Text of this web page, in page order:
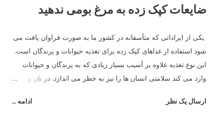
ضایعات کپک زده به مرغ بومی ندهید
یکی از ایراداتی که متأسفانه در کشور ما به صورت فراوان یافت می
شود استفاده از غذاهای کپک زده برای تغذیه حیوانات و پرندگان است.
این نوع تغذیه علاوه بر آسیب بسیار زیادی که به پرندگان و حیوانات
وارد می کند سلامتی انسان ها را نیز به خطر می اندازد. در نان و
ماده باعث آسیب شدید سیستم گوارشی پرندگان و حیوانات می شود
ارسال یک نظر ادامه ...